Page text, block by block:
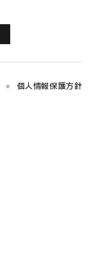
個人情報保護方針